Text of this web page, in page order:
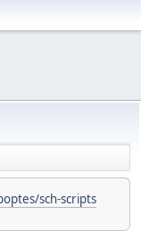
sch-scripts